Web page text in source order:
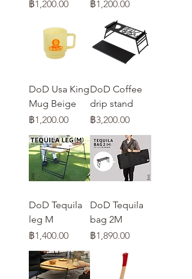
ราคา
฿1,200.00
ราคา
฿1,200.00
DoD Usa King
Mug Beige
ราคา
฿1,200.00
DoD Coffee
drip stand
ราคา
฿3,200.00
DoD Tequila
leg M
ราคา
฿1,400.00
DoD Tequila
bag 2M
ราคา
฿1,890.00